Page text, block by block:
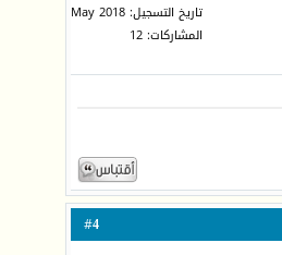
تاريخ التسجيل: May 2018
المشاركات: 12
4